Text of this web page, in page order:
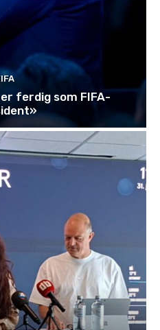
ferdig som FIFA-